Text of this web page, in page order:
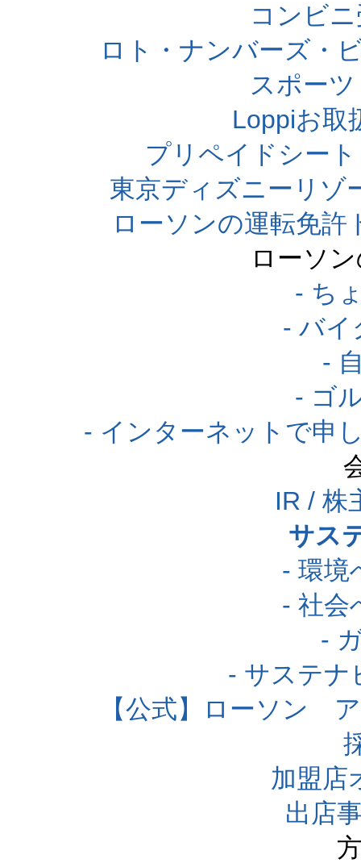
コンビ
ロト・ナンバーズ・
スポー
Loppiお取
プリペイドシー
東京ディズニーリゾ
ローソンの運転免
ローソ
- ち
- バイ
-
- ゴ
- インターネットで申
IR / 株
サス
- 環境
- 社会
-
- サステナ
【公式】ローソン
加盟店
出店